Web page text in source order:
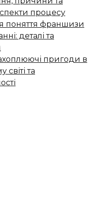
процесу
поняття франшизи
деталі та
пригоди в
світі та